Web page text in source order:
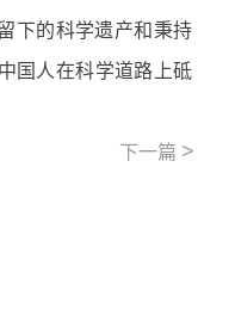
下的科学遗产和秉持
国人在科学道路上砥
下一篇 >